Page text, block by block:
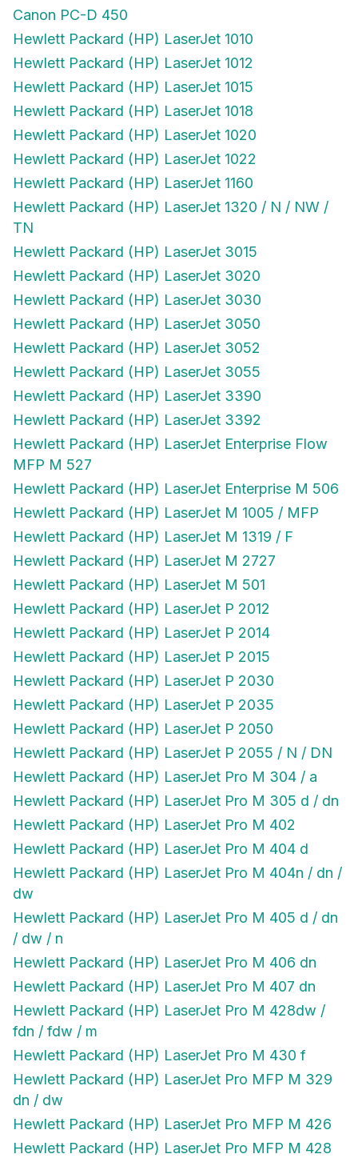
Canon PC-D 450
Hewlett Packard (HP) LaserJet 1010
Hewlett Packard (HP) LaserJet 1012
Hewlett Packard (HP) LaserJet 1015
Hewlett Packard (HP) LaserJet 1018
Hewlett Packard (HP) LaserJet 1020
Hewlett Packard (HP) LaserJet 1022
Hewlett Packard (HP) LaserJet 1160
Hewlett Packard (HP) LaserJet 1320 / N / NW /
TN
Hewlett Packard (HP) LaserJet 3015
Hewlett Packard (HP) LaserJet 3020
Hewlett Packard (HP) LaserJet 3030
Hewlett Packard (HP) LaserJet 3050
Hewlett Packard (HP) LaserJet 3052
Hewlett Packard (HP) LaserJet 3055
Hewlett Packard (HP) LaserJet 3390
Hewlett Packard (HP) LaserJet 3392
Hewlett Packard (HP) LaserJet Enterprise Flow
MFP M 527
Hewlett Packard (HP) LaserJet Enterprise M 506
Hewlett Packard (HP) LaserJet M 1005 / MFP
Hewlett Packard (HP) LaserJet M 1319 / F
Hewlett Packard (HP) LaserJet M 2727
Hewlett Packard (HP) LaserJet M 501
Hewlett Packard (HP) LaserJet P 2012
Hewlett Packard (HP) LaserJet P 2014
Hewlett Packard (HP) LaserJet P 2015
Hewlett Packard (HP) LaserJet P 2030
Hewlett Packard (HP) LaserJet P 2035
Hewlett Packard (HP) LaserJet P 2050
Hewlett Packard (HP) LaserJet P 2055 / N / DN
Hewlett Packard (HP) LaserJet Pro M 304 / a
Hewlett Packard (HP) LaserJet Pro M 305 d / dn
Hewlett Packard (HP) LaserJet Pro M 402
Hewlett Packard (HP) LaserJet Pro M 404 d
Hewlett Packard (HP) LaserJet Pro M 404n / dn /
dw
Hewlett Packard (HP) LaserJet Pro M 405 d / dn
/ dw / n
Hewlett Packard (HP) LaserJet Pro M 406 dn
Hewlett Packard (HP) LaserJet Pro M 407 dn
Hewlett Packard (HP) LaserJet Pro M 428dw /
fdn / fdw / m
Hewlett Packard (HP) LaserJet Pro M 430 f
Hewlett Packard (HP) LaserJet Pro MFP M 329
dn / dw
Hewlett Packard (HP) LaserJet Pro MFP M 426
Hewlett Packard (HP) LaserJet Pro MFP M 428